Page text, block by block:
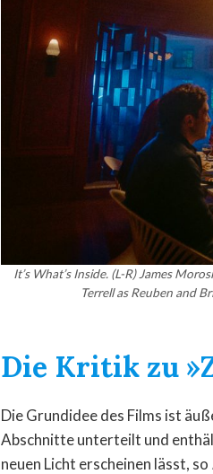
It’s What’s Inside. (L-R) James
Terrell as Reuben and
Die Kritik zu
Die Grundidee des Films ist
Abschnitte unterteilt und
neuen Licht erscheinen lässt, so